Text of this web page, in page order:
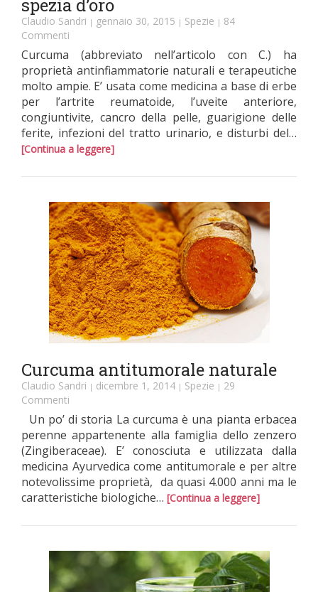
spezia d’oro
Claudio Sandri | gennaio 30, 2015 | Spezie | 84
Commenti
Curcuma (abbreviato nell’articolo con C.) ha
proprietà antinfiammatorie naturali e terapeutiche
molto ampie. E’ usata come medicina a base di erbe
per l’artrite reumatoide, l’uveite anteriore,
congiuntivite, cancro della pelle, guarigione delle
ferite, infezioni del tratto urinario, e disturbi del…
[Continua a leggere]
Curcuma antitumorale naturale
Claudio Sandri | dicembre 1, 2014 | Spezie | 29
Commenti
Un po’ di storia La curcuma è una pianta erbacea
perenne appartenente alla famiglia dello zenzero
(Zingiberaceae). E’ conosciuta e utilizzata dalla
medicina Ayurvedica come antitumorale e per altre
notevolissime proprietà, da quasi 4.000 anni ma le
caratteristiche biologiche… [Continua a leggere]